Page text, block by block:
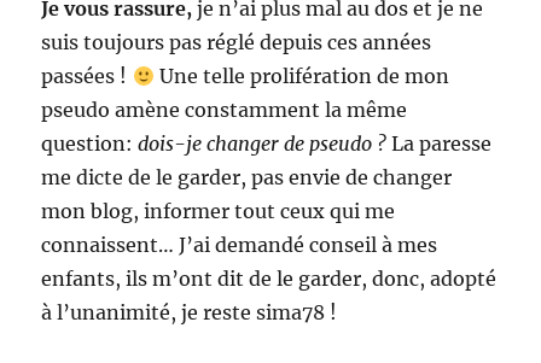
Je vous rassure, je n’ai plus mal au dos et je ne
suis toujours pas réglé depuis ces années
passées !
Une telle prolifération de mon
pseudo amène constamment la même
question:dois-je changer de pseudo ? La paresse
me dicte de le garder, pas envie de changer
mon blog, informer tout ceux qui me
connaissent… J’ai demandé conseil à mes
enfants, ils m’ont dit de le garder, donc, adopté
à l’unanimité, je reste sima78 !